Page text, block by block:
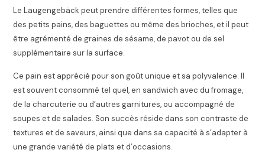
Le Laugengebäck peut prendre différentes formes, telles que
des petits pains, des baguettes ou même des brioches, et il peut
être agrémenté de graines de sésame, de pavot ou de sel
supplémentaire sur la surface.
Ce pain est apprécié pour son goût unique et sa polyvalence. Il
est souvent consommé tel quel, en sandwich avec du fromage,
de la charcuterie ou d’autres garnitures, ou accompagné de
soupes et de salades. Son succès réside dans son contraste de
textures et de saveurs, ainsi que dans sa capacité à s’adapter à
une grande variété de plats et d’occasions.